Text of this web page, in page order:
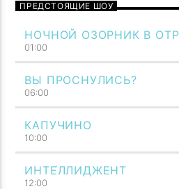
ПРЕДСТОЯЩИЕ ШОУ
НОЧНОЙ ОЗОРНИК В
01:00
ВЫ ПРОСНУЛИСЬ?
06:00
КАПУЧИНО
10:00
ИНТЕ́ЛЛИДЖЕНТ
12:00